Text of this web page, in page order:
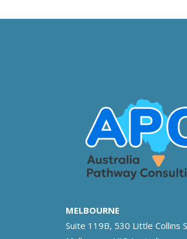
MELBOURNE
Suite 119B, 530 Little Collins